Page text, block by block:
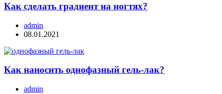
Как сделать градиент на ногтях?
admin
08.01.2021
Как наносить однофазный гель-лак?
admin